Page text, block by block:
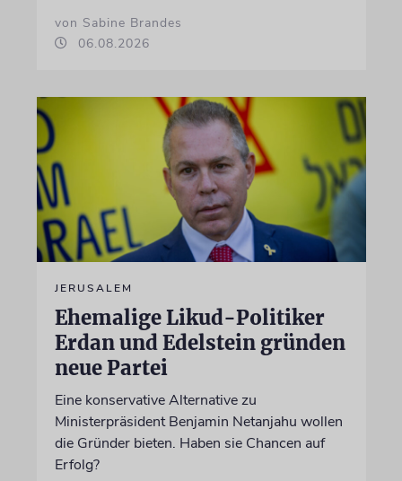
von Sabine Brandes
06.08.2026
JERUSALEM
Ehemalige Likud-Politiker
Erdan und Edelstein gründen
neue Partei
Eine konservative Alternative zu
Ministerpräsident Benjamin Netanjahu wollen
die Gründer bieten. Haben sie Chancen auf
Erfolg?